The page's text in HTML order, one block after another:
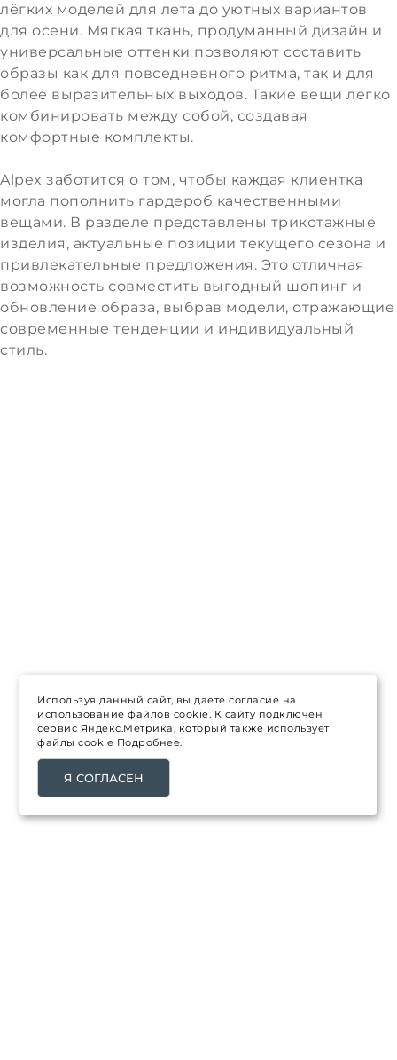
лёгких моделей для лета до уютных вариантов
для осени. Мягкая ткань, продуманный дизайн и
универсальные оттенки позволяют составить
образы как для повседневного ритма, так и для
более выразительных выходов. Такие вещи легко
комбинировать между собой, создавая
комфортные комплекты.
Alpex заботится о том, чтобы каждая клиентка
могла пополнить гардероб качественными
вещами. В разделе представлены трикотажные
изделия, актуальные позиции текущего сезона и
привлекательные предложения. Это отличная
возможность совместить выгодный шопинг и
обновление образа, выбрав модели, отражающие
современные тенденции и индивидуальный
стиль.
Используя данный сайт, вы даете согласие на
использование файлов cookie. К сайту подключен
сервис Яндекс.Метрика, который также использует
файлы cookie Подробнее.
Я СОГЛАСЕН